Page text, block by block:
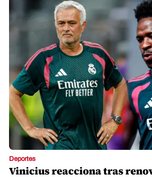
Deportes
Vinicius reacciona tras